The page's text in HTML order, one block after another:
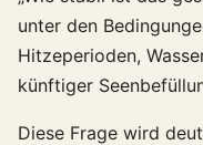
unter den
Hitzeperioden,
künftiger
Diese Frage wird